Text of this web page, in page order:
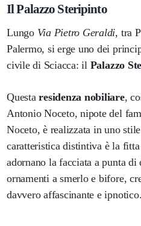
Il Palazzo Steripinto
Lungo Via Pietro Geraldi, tra
Palermo, si erge uno dei
civile di Sciacca: il Palazzo
Questaresidenza nobiliare,
Antonio Noceto, nipote del
Noceto, è realizzata in uno
caratteristica distintiva è la
adornano la facciata a punta
ornamenti a smerlo e bifore,
davvero affascinante e ipnotico.